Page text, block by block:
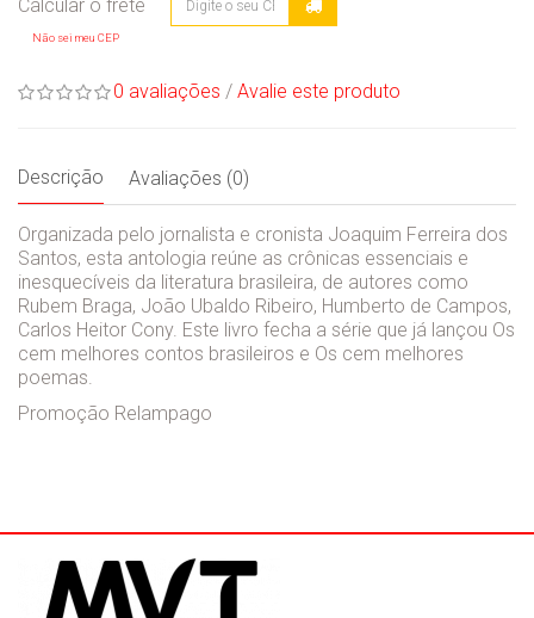
Não sei meu CEP
0 avaliações / Avalie este produto
Descrição Avaliações (0)
Organizada pelo jornalista e cronista Joaquim Ferreira dos
Santos, esta antologia reúne as crônicas essenciais e
inesquecíveis da literatura brasileira, de autores como
Rubem Braga, João Ubaldo Ribeiro, Humberto de Campos,
Carlos Heitor Cony. Este livro fecha a série que já lançou Os
cem melhores contos brasileiros e Os cem melhores
poemas.
Promoção Relampago